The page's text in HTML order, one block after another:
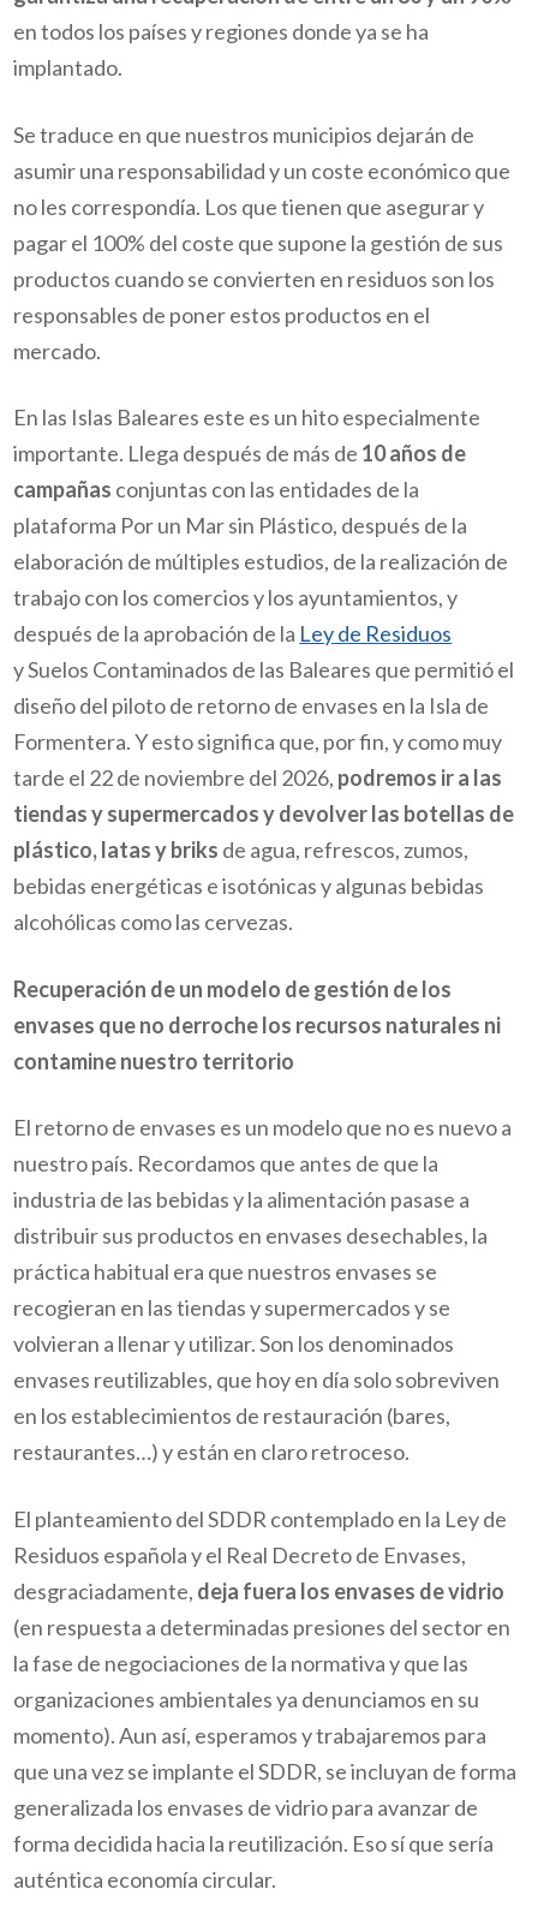
en todos los países y regiones donde ya se ha
implantado.
Se traduce en que nuestros municipios dejarán de
asumir una responsabilidad y un coste económico que
no les correspondía. Los que tienen que asegurar y
pagar el 100% del coste que supone la gestión de sus
productos cuando se convierten en residuos son los
responsables de poner estos productos en el
mercado.
En las Islas Baleares este es un hito especialmente
importante. Llega después de más de 10 años de
campañas conjuntas con las entidades de la
plataforma Por un Mar sin Plástico, después de la
elaboración de múltiples estudios, de la realización de
trabajo con los comercios y los ayuntamientos, y
después de la aprobación de la Ley de Residuos
y Suelos Contaminados de las Baleares que permitió el
diseño del piloto de retorno de envases en la Isla de
Formentera. Y esto significa que, por fin, y como muy
tarde el 22 de noviembre del 2026, podremos ir a las
tiendas y supermercados y devolver las botellas de
plástico, latas y briks de agua, refrescos, zumos,
bebidas energéticas e isotónicas y algunas bebidas
alcohólicas como las cervezas.
Recuperación de un modelo de gestión de los
envases que no derroche los recursos naturales ni
contamine nuestro territorio
El retorno de envases es un modelo que no es nuevo a
nuestro país. Recordamos que antes de que la
industria de las bebidas y la alimentación pasase a
distribuir sus productos en envases desechables, la
práctica habitual era que nuestros envases se
recogieran en las tiendas y supermercados y se
volvieran a llenar y utilizar. Son los denominados
envases reutilizables, que hoy en día solo sobreviven
en los establecimientos de restauración (bares,
restaurantes…) y están en claro retroceso.
El planteamiento del SDDR contemplado en la Ley de
Residuos española y el Real Decreto de Envases,
desgraciadamente, deja fuera los envases de vidrio
(en respuesta a determinadas presiones del sector en
la fase de negociaciones de la normativa y que las
organizaciones ambientales ya denunciamos en su
momento). Aun así, esperamos y trabajaremos para
que una vez se implante el SDDR, se incluyan de forma
generalizada los envases de vidrio para avanzar de
forma decidida hacia la reutilización. Eso sí que sería
auténtica economía circular.